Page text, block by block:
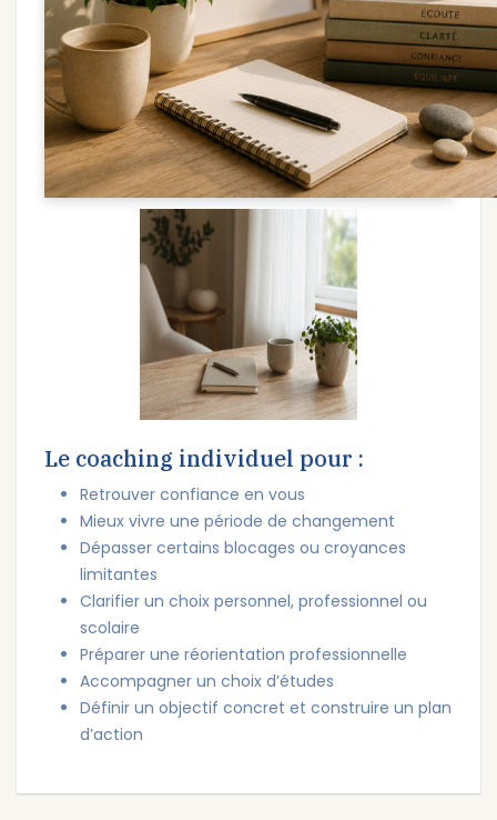
Le coaching individuel pour :
Retrouver confiance en vous
Mieux vivre une période de changement
Dépasser certains blocages ou croyances
limitantes
Clarifier un choix personnel, professionnel ou
scolaire
Préparer une réorientation professionnelle
Accompagner un choix d’études
Définir un objectif concret et construire un plan
d’action